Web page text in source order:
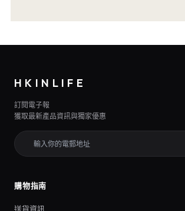
HKINLIFE
訂閱電子報
獲取最新產品資訊與獨家優惠
購物指南
送貨資訊